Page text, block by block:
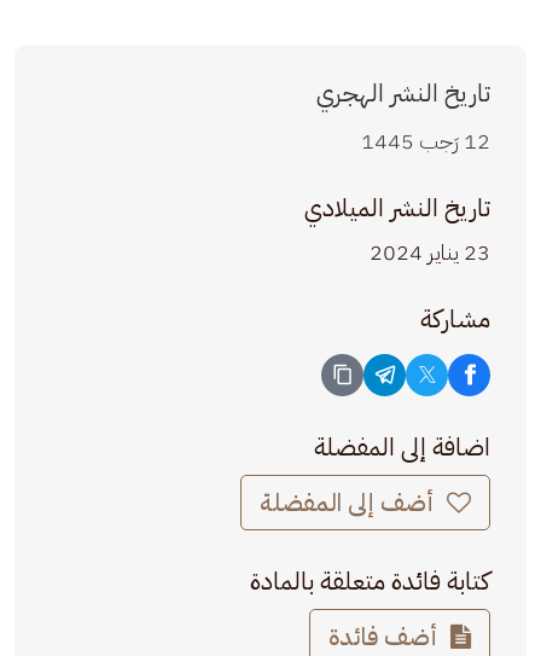
تاريخ النشر الهجري
12 رَجب 1445
تاريخ النشر الميلادي
23 يناير 2024
مشاركة
اضافة إلى المفضلة
أضف إلى المفضلة
كتابة فائدة متعلقة بالمادة
أضف فائدة